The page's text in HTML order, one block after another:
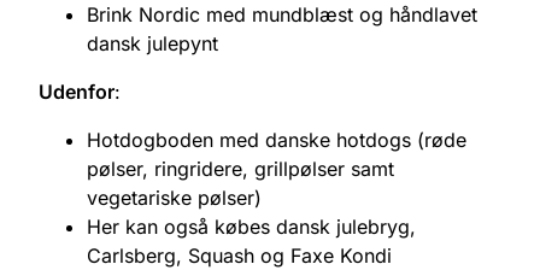
Brink Nordic med mundblæst og håndlavet
dansk julepynt
Udenfor:
Hotdogboden med danske hotdogs (røde
pølser, ringridere, grillpølser samt
vegetariske pølser)
Her kan også købes dansk julebryg,
Carlsberg, Squash og Faxe Kondi